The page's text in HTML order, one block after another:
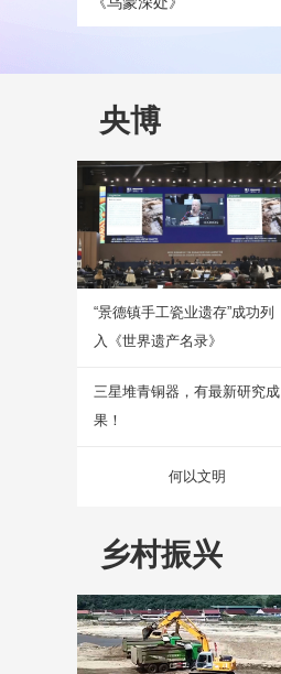
央博
“景德镇手工瓷业遗存”成功列
入《世界遗产名录》
三星堆青铜器，有最新研究成
果！
何以文明
乡村振兴